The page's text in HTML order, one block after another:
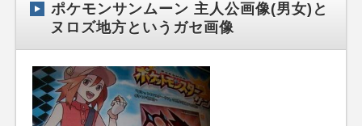
ポケモンサンムーン 主人公画像(男女)と
ヌロズ地方というガセ画像